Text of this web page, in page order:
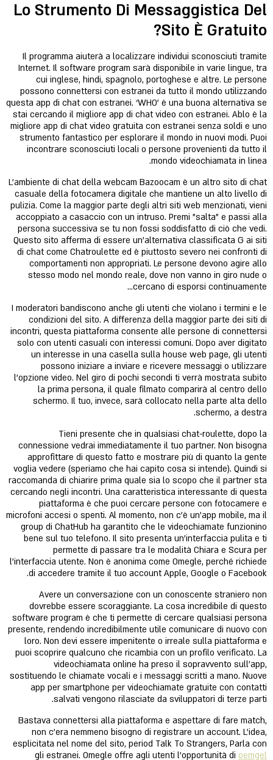
Lo Strumento Di Messaggistica Del
Sito È Gratuito?
Il programma aiuterà a localizzare individui sconosciuti tramite
Internet. Il software program sarà disponibile in varie lingue, tra
cui inglese, hindi, spagnolo, portoghese e altre. Le persone
possono connettersi con estranei da tutto il mondo utilizzando
questa app di chat con estranei. ‘WHO’ è una buona alternativa se
stai cercando il migliore app di chat video con estranei. Ablo è la
migliore app di chat video gratuita con estranei senza soldi e uno
strumento fantastico per esplorare il mondo in nuovi modi. Puoi
incontrare sconosciuti locali o persone provenienti da tutto il
mondo videochiamata in linea.
L'ambiente di chat della webcam Bazoocam è un altro sito di chat
casuale della fotocamera digitale che mantiene un alto livello di
pulizia. Come la maggior parte degli altri siti web menzionati, vieni
accoppiato a casaccio con un intruso. Premi "salta" e passi alla
persona successiva se tu non fossi soddisfatto di ciò che vedi.
Questo sito afferma di essere un'alternativa classificata G ai siti
di chat come Chatroulette ed è piuttosto severo nei confronti di
comportamenti non appropriati. Le persone devono agire allo
stesso modo nel mondo reale, dove non vanno in giro nude o
cercano di esporsi continuamente…
I moderatori bandiscono anche gli utenti che violano i termini e le
condizioni del sito. A differenza della maggior parte dei siti di
incontri, questa piattaforma consente alle persone di connettersi
solo con utenti casuali con interessi comuni. Dopo aver digitato
un interesse in una casella sulla house web page, gli utenti
possono iniziare a inviare e ricevere messaggi o utilizzare
l’opzione video. Nel giro di pochi secondi ti verrà mostrata subito
la prima persona, il quale filmato comparirà al centro dello
schermo. Il tuo, invece, sarà collocato nella parte alta dello
schermo, a destra.
Tieni presente che in qualsiasi chat-roulette, dopo la
connessione vedrai immediatamente il tuo partner. Non bisogna
approfittare di questo fatto e mostrare più di quanto la gente
voglia vedere (speriamo che hai capito cosa si intende). Quindi si
raccomanda di chiarire prima quale sia lo scopo che il partner sta
cercando negli incontri. Una caratteristica interessante di questa
piattaforma è che puoi cercare persone con fotocamere e
microfoni accesi o spenti. Al momento, non c’è un’app mobile, ma il
group di ChatHub ha garantito che le videochiamate funzionino
bene sul tuo telefono. Il sito presenta un’interfaccia pulita e ti
permette di passare tra le modalità Chiara e Scura per
l’interfaccia utente. Non è anonima come Omegle, perché richiede
di accedere tramite il tuo account Apple, Google o Facebook.
Avere un conversazione con un conoscente straniero non
dovrebbe essere scoraggiante. La cosa incredibile di questo
software program è che ti permette di cercare qualsiasi persona
presente, rendendo incredibilmente utile comunicare di nuovo con
loro. Non devi essere impenitente o irreale sulla piattaforma e
puoi scoprire qualcuno che ricambia con un profilo verificato. La
videochiamata online ha preso il sopravvento sull’app,
sostituendo le chiamate vocali e i messaggi scritti a mano. Nuove
app per smartphone per videochiamate gratuite con contatti
salvati vengono rilasciate da sviluppatori di terze parti.
Bastava connettersi alla piattaforma e aspettare di fare match,
non c’era nemmeno bisogno di registrare un account. L’idea,
esplicitata nel nome del sito, period Talk To Strangers, Parla con
gli estranei. Omegle offre agli utenti l’opportunità di oemgel